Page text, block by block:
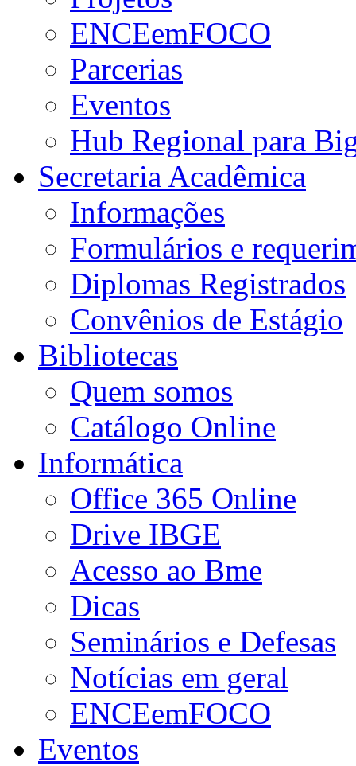
ENCEemFOCO
Parcerias
Eventos
Hub Regional para
Secretaria Acadêmica
Informações
Formulários e
Diplomas Registrados
Convênios de Estágio
Bibliotecas
Quem somos
Catálogo Online
Informática
Office 365 Online
Drive IBGE
Acesso ao Bme
Dicas
Seminários e Defesas
Notícias em geral
ENCEemFOCO
Eventos